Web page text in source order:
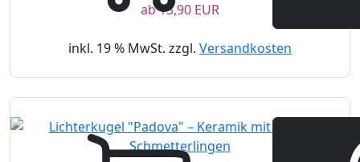
ab13,90 EUR
inkl. 19 % MwSt. zzgl. Versandkosten